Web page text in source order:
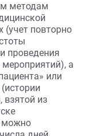
методам
(учет повторно
проведения
мероприятий), а
или
из
можно